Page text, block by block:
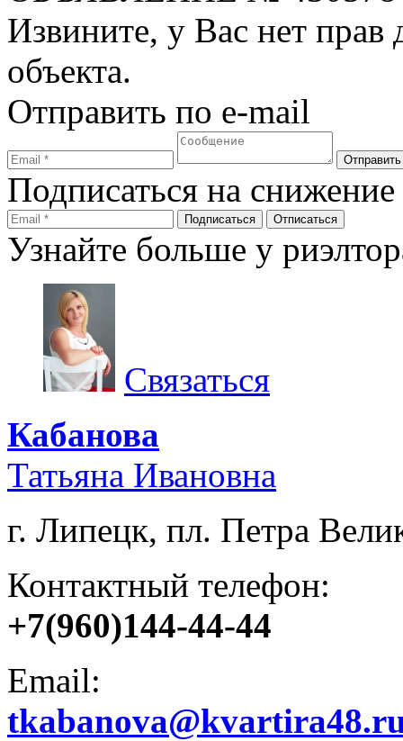
Извините, у Вас нет прав
объекта.
Отправить по e-mail
Подписаться на
Узнайте больше у
Связаться
Кабанова
Татьяна Ивановна
г. Липецк, пл. Петра
Контактный телефон:
+7(960)144-44-44
Email: